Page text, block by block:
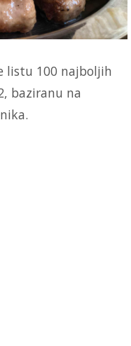
listu 100 najboljih
baziranu na